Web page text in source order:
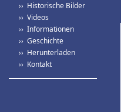
›› Historische Bilder
›› Videos
›› Informationen
›› Geschichte
›› Herunterladen
›› Kontakt